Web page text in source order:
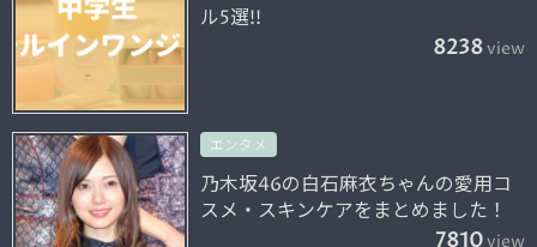
ル5選!!
8238view
エンタメ
乃木坂46の白石麻衣ちゃんの愛用コ
スメ・スキンケアをまとめました！
7810